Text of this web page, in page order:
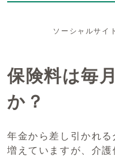
ソーシャルサイ
保険料は毎
か？
年金から差し引かれ
増えていますが、介